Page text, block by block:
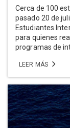
Cerca de 100
pasado 20 de
Estudiantes
para quienes
programas de
LEER MÁS